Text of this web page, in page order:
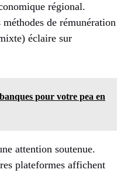
régional.
de rémunération
éclaire sur
pour votre pea en
attention soutenue.
plateformes affichent